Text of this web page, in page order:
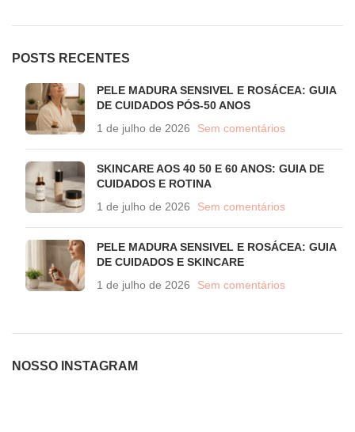
POSTS RECENTES
PELE MADURA SENSIVEL E ROSÁCEA: GUIA
DE CUIDADOS PÓS-50 ANOS
1 de julho de 2026
Sem comentários
SKINCARE AOS 40 50 E 60 ANOS: GUIA DE
CUIDADOS E ROTINA
1 de julho de 2026
Sem comentários
PELE MADURA SENSIVEL E ROSÁCEA: GUIA
DE CUIDADOS E SKINCARE
1 de julho de 2026
Sem comentários
NOSSO INSTAGRAM